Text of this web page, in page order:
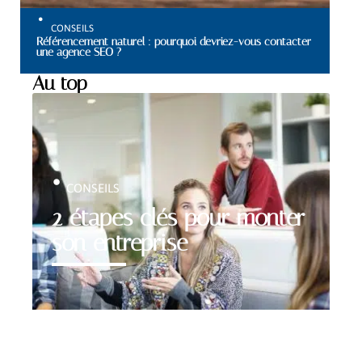
CONSEILS
Référencement naturel : pourquoi devriez-vous contacter
une agence SEO ?
Au top
2 étapes clés pour monter
son entreprise
CONSEILS